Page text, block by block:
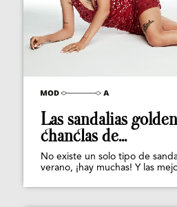
Las sandalias
chanclas de...
No existe un solo tipo de
verano, ¡hay muchas! Y las